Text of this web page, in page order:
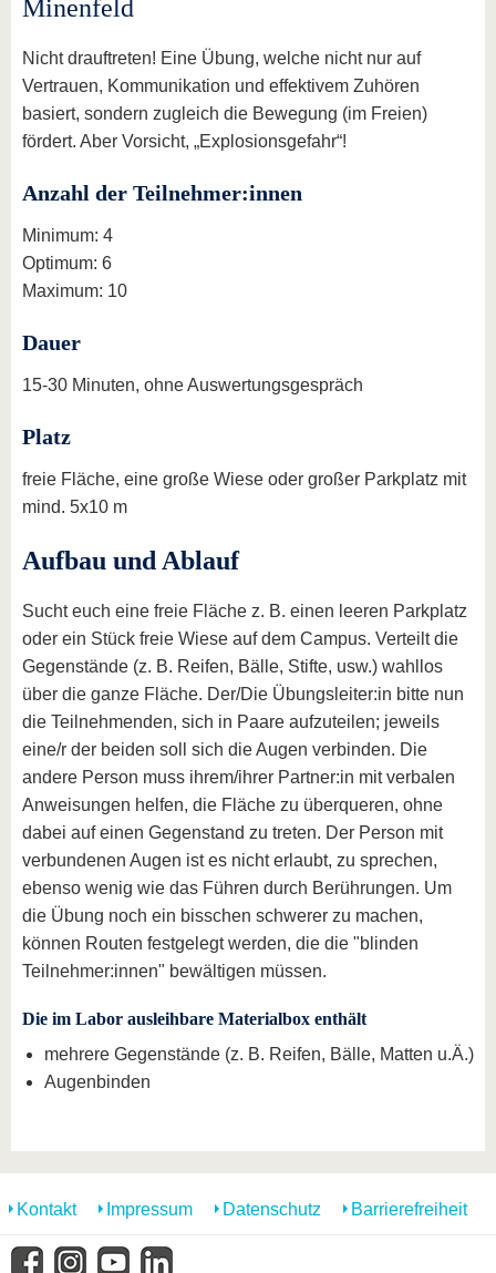
Minenfeld
Nicht drauftreten! Eine Übung, welche nicht nur auf
Vertrauen, Kommunikation und effektivem Zuhören
basiert, sondern zugleich die Bewegung (im Freien)
fördert. Aber Vorsicht, „Explosionsgefahr“!
Anzahl der Teilnehmer:innen
Minimum: 4
Optimum: 6
Maximum: 10
Dauer
15-30 Minuten, ohne Auswertungsgespräch
Platz
freie Fläche, eine große Wiese oder großer Parkplatz mit
mind. 5x10 m
Aufbau und Ablauf
Sucht euch eine freie Fläche z. B. einen leeren Parkplatz
oder ein Stück freie Wiese auf dem Campus. Verteilt die
Gegenstände (z. B. Reifen, Bälle, Stifte, usw.) wahllos
über die ganze Fläche. Der/Die Übungsleiter:in bitte nun
die Teilnehmenden, sich in Paare aufzuteilen; jeweils
eine/r der beiden soll sich die Augen verbinden. Die
andere Person muss ihrem/ihrer Partner:in mit verbalen
Anweisungen helfen, die Fläche zu überqueren, ohne
dabei auf einen Gegenstand zu treten. Der Person mit
verbundenen Augen ist es nicht erlaubt, zu sprechen,
ebenso wenig wie das Führen durch Berührungen. Um
die Übung noch ein bisschen schwerer zu machen,
können Routen festgelegt werden, die die "blinden
Teilnehmer:innen" bewältigen müssen.
Die im Labor ausleihbare Materialbox enthält
mehrere Gegenstände (z. B. Reifen, Bälle, Matten u.Ä.)
Augenbinden
Kontakt Impressum Datenschutz Barrierefreiheit